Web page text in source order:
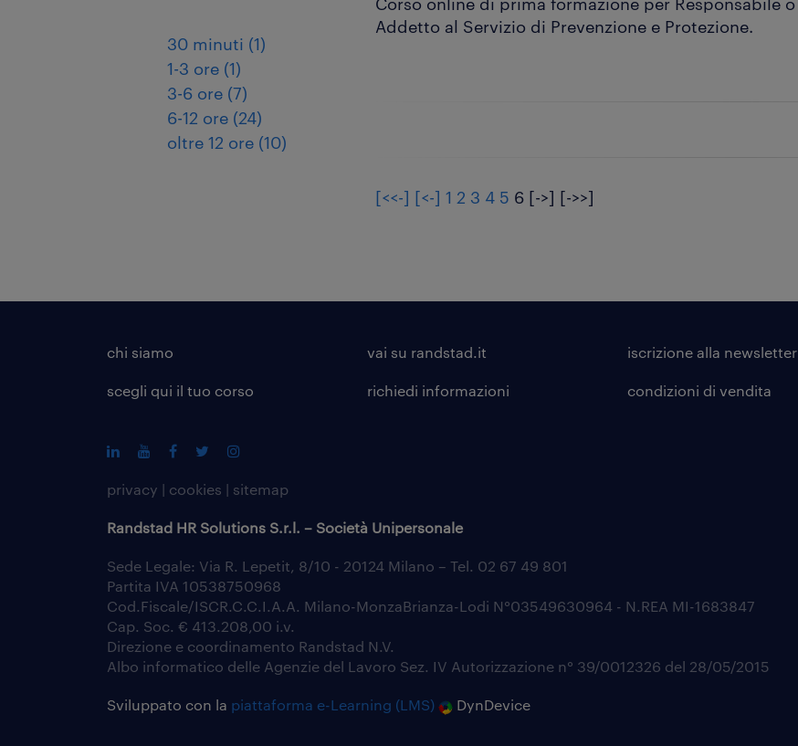
30 minuti (1)
1-3 ore (1)
3-6 ore (7)
6-12 ore (24)
oltre 12 ore (10)
Addetto al Servizio di Prevenzione e Protezione.
[<<-] [<-] 1 2 3 4 5 6 [->] [->>]
chi siamo
scegli qui il tuo corso
vai su randstad.it
richiedi informazioni
iscrizione alla newsletter
condizioni di vendita
privacy | cookies | sitemap
Randstad HR Solutions S.r.l. – Società Unipersonale
Sede Legale: Via R. Lepetit, 8/10 - 20124 Milano – Tel. 02 67 49 801
Partita IVA 10538750968
Cod.Fiscale/ISCR.C.C.I.A.A. Milano-MonzaBrianza-Lodi N°03549630964 - N.REA MI-1683847
Cap. Soc. € 413.208,00 i.v.
Direzione e coordinamento Randstad N.V.
Albo informatico delle Agenzie del Lavoro Sez. IV Autorizzazione n° 39/0012326 del 28/05/2015
Sviluppato con la piattaforma e-Learning (LMS) DynDevice